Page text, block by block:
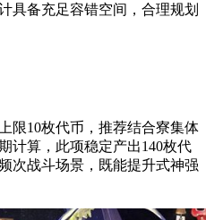
具备充足容错空间，合理规划
限10枚代币，推荐结合寮集体
计算，此项稳定产出140枚代
次战斗场景，既能提升式神强